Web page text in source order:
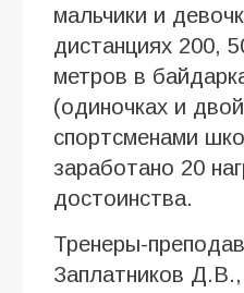
мальчики и
дистанциях 200,
метров в
(одиночках и
спортсменами
заработано 20
достоинства.
Тренеры-
Заплатников